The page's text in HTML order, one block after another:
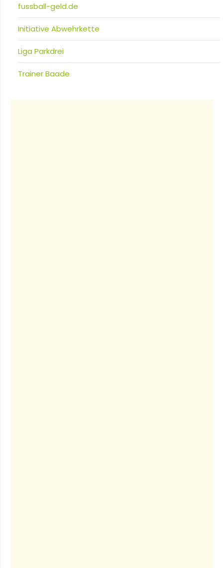
fussball-geld.de
Initiative Abwehrkette
Liga Parkdrei
Trainer Baade